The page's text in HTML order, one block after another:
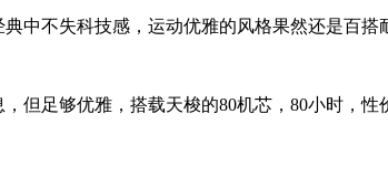
中不失科技感，运动优雅的风格果然还是百搭
但足够优雅，搭载天梭的80机芯，80小时，性